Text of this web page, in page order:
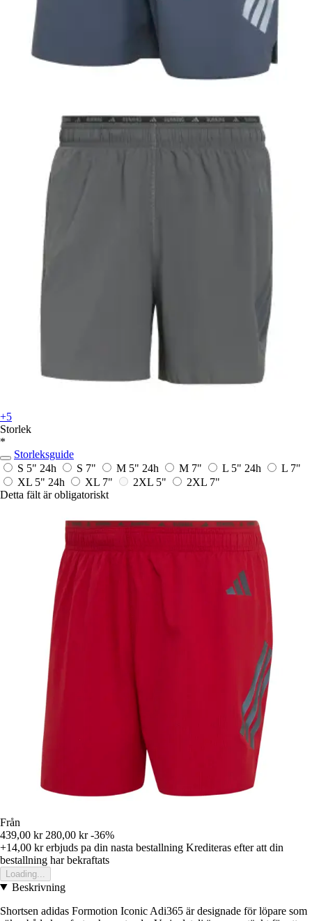
+5
Storlek
*
Storleksguide
S 5" 24h S 7" M 5" 24h M 7" L 5" 24h
L 7"
XL 5" 24h XL 7" 2XL 5"
2XL 7"
Detta fält är obligatoriskt
Från
439,00 kr 280,00 kr -36%
+14,00 krerbjuds pa din nasta bestallning Krediteras efter att din
bestallning har bekraftats
Loading...
Beskrivning
Shortsen adidas Formotion Iconic Adi365 är designade för löpare som